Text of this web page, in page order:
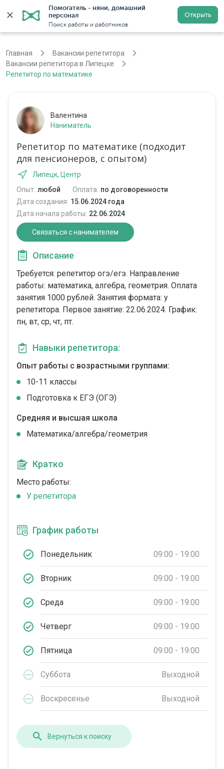
Помогатель - няни, домашний
персонал
Поиск работы и работников
Открыть
Регистрация
Главная
Вакансии репетитора
Вакансии репетитора в Липецке
Репетитор по математике
Валентина
Наниматель
Репетитор по математике (подходит
для пенсионеров, с опытом)
Липецк, Центр
Опыт: любой Оплата: по договоренности
Дата создания: 15.06.2024 года
Дата начала работы: 22.06.2024
Связаться с нанимателем
Описание
Требуется: репетитор огэ/егэ. Направление
работы: математика, алгебра, геометрия. Оплата
занятия 1000 рублей. Занятия формата: у
репетитора. Первое занятие: 22.06.2024. График:
пн, вт, ср, чт, пт.
Навыки репетитора:
Опыт работы с возрастными группами:
10-11 классы
Подготовка к ЕГЭ (ОГЭ)
Средняя и высшая школа
Математика/алгебра/геометрия
Кратко
Место работы:
У репетитора
График работы
Понедельник 09:00 - 19:00
Вторник 09:00 - 19:00
Среда 09:00 - 19:00
Четверг 09:00 - 19:00
Пятница 09:00 - 19:00
Суббота Выходной
Воскресенье Выходной
Вернуться к поиску